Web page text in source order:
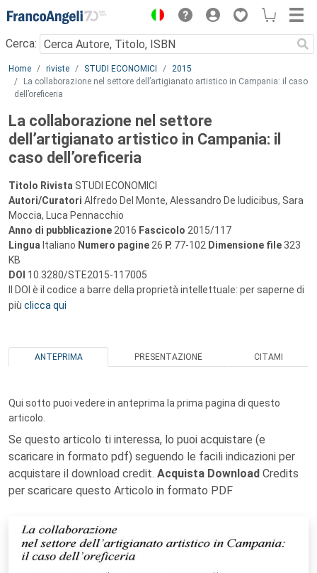
Menu
Cerca:
Main content
Home riviste STUDI ECONOMICI
2015
La collaborazione nel settore dell’artigianato artistico in Campania: il caso
dell’oreficeria
La collaborazione nel settore
dell’artigianato artistico in Campania: il
caso dell’oreficeria
Titolo Rivista STUDI ECONOMICI
Autori/Curatori Alfredo Del Monte, Alessandro De Iudicibus, Sara
Moccia, Luca Pennacchio
Anno di pubblicazione 2016 Fascicolo 2015/117
Lingua Italiano Numero pagine 26 P. 77-102 Dimensione file 323
KB
DOI 10.3280/STE2015-117005
Il DOI è il codice a barre della proprietà intellettuale: per saperne di
più clicca qui
ANTEPRIMA PRESENTAZIONE CITAMI
Qui sotto puoi vedere in anteprima la prima pagina di questo
articolo.
Se questo articolo ti interessa, lo puoi acquistare (e
scaricare in formato pdf) seguendo le facili indicazioni per
acquistare il download credit. Acquista Download Credits
per scaricare questo Articolo in formato PDF